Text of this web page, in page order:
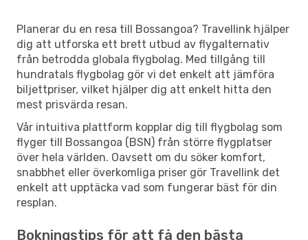
Planerar du en resa till Bossangoa? Travellink hjälper
dig att utforska ett brett utbud av flygalternativ
från betrodda globala flygbolag. Med tillgång till
hundratals flygbolag gör vi det enkelt att jämföra
biljettpriser, vilket hjälper dig att enkelt hitta den
mest prisvärda resan.
Vår intuitiva plattform kopplar dig till flygbolag som
flyger till Bossangoa (BSN) från större flygplatser
över hela världen. Oavsett om du söker komfort,
snabbhet eller överkomliga priser gör Travellink det
enkelt att upptäcka vad som fungerar bäst för din
resplan.
Bokningstips för att få den bästa